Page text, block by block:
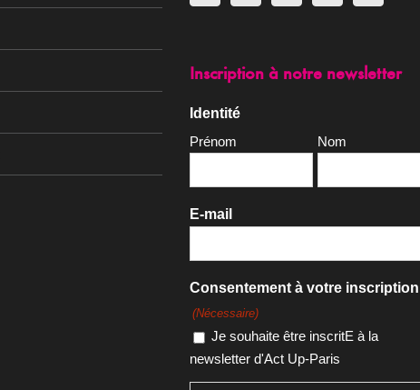
Inscription à notre newsletter
Identité
Prénom
Nom
E-mail
Consentement à votre inscription
(Nécessaire)
Je souhaite être inscritE à la
newsletter d'Act Up-Paris